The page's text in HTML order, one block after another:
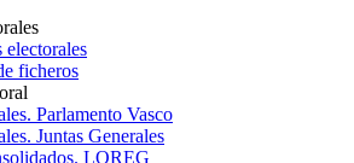
electorales
ficheros
Parlamento Vasco
Juntas Generales
LOREG